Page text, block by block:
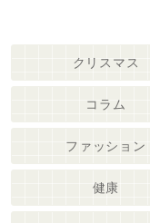
クリスマス
コラム
ファッション
健康